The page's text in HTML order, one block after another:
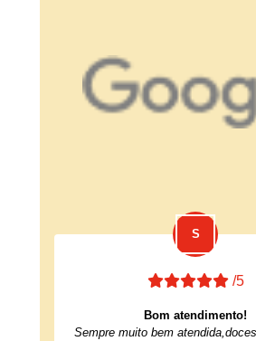
/5
Bom atendimento!
Sempre muito bem